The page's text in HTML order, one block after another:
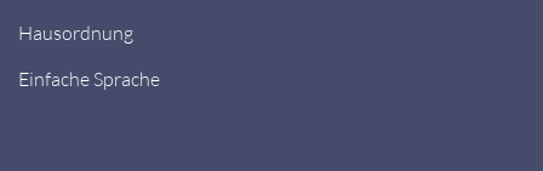
Hausordnung
Einfache Sprache